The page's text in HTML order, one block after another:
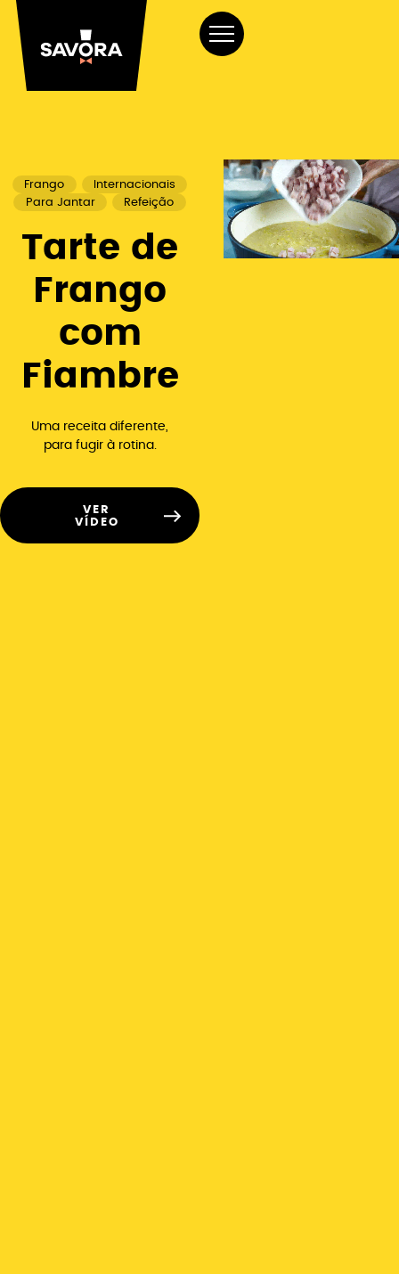
Frango
Internacionais
Para Jantar
Refeição
Tarte de
Frango
com
Fiambre
Uma receita diferente,
para fugir à rotina.
VER
VÍDEO